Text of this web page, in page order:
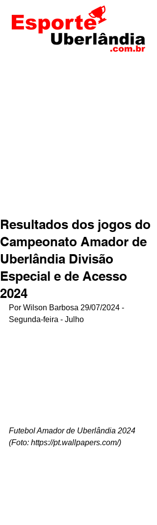
Resultados dos jogos do
Campeonato Amador de
Uberlândia Divisão
Especial e de Acesso
2024
Por Wilson Barbosa 29/07/2024 -
Segunda-feira - Julho
Futebol Amador de Uberlândia 2024
(Foto: https://pt.wallpapers.com/)